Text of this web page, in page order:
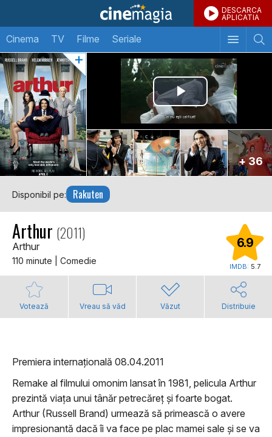
DESCARCA
APLICATIA
Cinema TV Filme Seriale
+ 36
Disponibil pe: Rakuten
Arthur (2011)
Arthur
110 minute | Comedie
6.9
IMDB: 5.7
Votează Vreau să văd Văzut Distribuie
Premiera internațională 08.04.2011
Remake al filmului omonim lansat în 1981, pelicula Arthur
prezintă viața unui tânăr petrecăreț și foarte bogat.
Arthur (Russell Brand) urmează să primească o avere
impresionantă dacă îi va face pe plac mamei sale și se va